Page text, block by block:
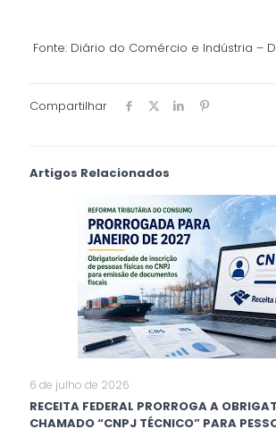
Fonte: Diário do Comércio e Indústria –
Compartilhar
Artigos Relacionados
6 de julho de 2026
RECEITA FEDERAL PRORROGA A
CHAMADO “CNPJ TÉCNICO” PARA